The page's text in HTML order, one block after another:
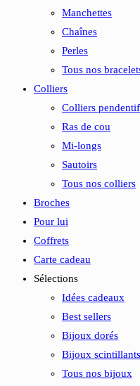
Manchettes
Chaînes
Perles
Tous nos
Colliers
Colliers
Ras de cou
Mi-longs
Sautoirs
Tous nos colliers
Broches
Pour lui
Coffrets
Carte cadeau
Sélections
Idées cadeaux
Best sellers
Bijoux dorés
Bijoux scintillants
Tous nos bijoux